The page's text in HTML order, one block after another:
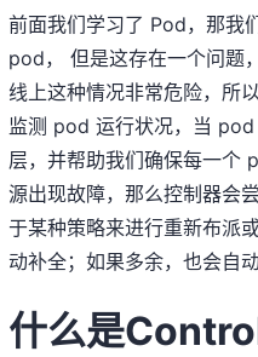
前面我们学习了 Pod，那我
pod， 但是这存在一个问题
线上这种情况非常危险，所
监测 pod 运行状况，当
层，并帮助我们确保每一个
源出现故障，那么控制器会
于某种策略来进行重新布派
动补全；如果多余，也会自
什么是